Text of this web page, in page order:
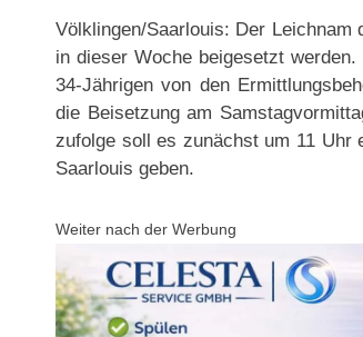
Völklingen/Saarlouis: Der
in dieser Woche beigesetzt
34-Jährigen von den
die Beisetzung am
zufolge soll es zunächst um 11 Uhr
Saarlouis geben.
Weiter nach der Werbung